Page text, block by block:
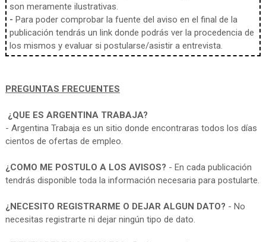
son meramente ilustrativas.
- Para poder comprobar la fuente del aviso en el final de la
publicación tendrás un link donde podrás ver la procedencia de
los mismos y evaluar si postularse/asistir a entrevista.
PREGUNTAS FRECUENTES
¿QUE ES ARGENTINA TRABAJA?
- Argentina Trabaja es un sitio donde encontraras todos los días
cientos de ofertas de empleo.
¿COMO ME POSTULO A LOS AVISOS? - En cada publicación
tendrás disponible toda la información necesaria para postularte.
¿NECESITO REGISTRARME O DEJAR ALGUN DATO? - No
necesitas registrarte ni dejar ningún tipo de dato.